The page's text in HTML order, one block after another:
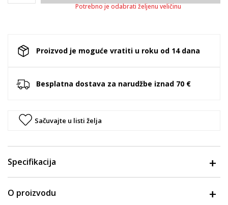
Potrebno je odabrati željenu veličinu
Proizvod je moguće vratiti u roku od 14 dana
Besplatna dostava za narudžbe iznad 70 €
Sačuvajte u listi želja
Specifikacija
O proizvodu